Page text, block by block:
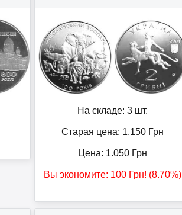
На складе: 3 шт.
Старая цена: 1.150Грн
Цена: 1.050Грн
Вы экономите: 100Грн! (8.70%)